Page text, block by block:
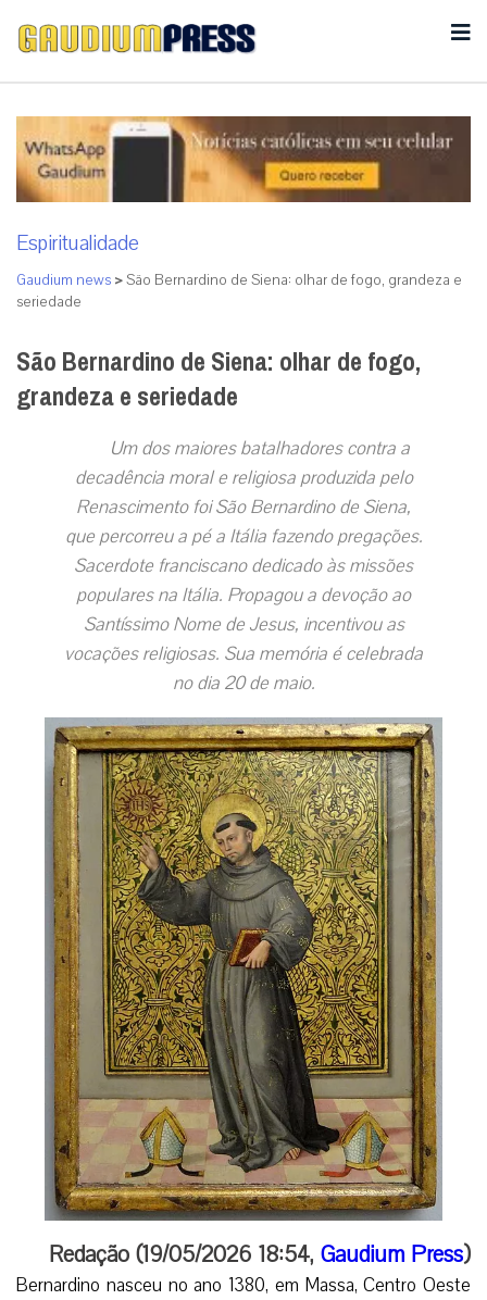
Espiritualidade
Gaudium news >São Bernardino de Siena: olhar de fogo, grandeza e
seriedade
São Bernardino de Siena: olhar de fogo,
grandeza e seriedade
Um dos maiores batalhadores contra a
decadência moral e religiosa produzida pelo
Renascimento foi São Bernardino de Siena,
que percorreu a pé a Itália fazendo pregações.
Sacerdote franciscano dedicado às missões
populares na Itália. Propagou a devoção ao
Santíssimo Nome de Jesus, incentivou as
vocações religiosas. Sua memória é celebrada
no dia 20 de maio.
Redação (19/05/2026 18:54, Gaudium Press)
Bernardino nasceu no ano 1380, em Massa, Centro Oeste